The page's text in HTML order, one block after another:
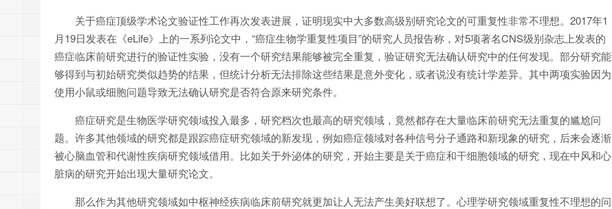
关于癌症顶级学术论文验证性工作再次发表进展，证明现实中大多数高级别研究论文的可重复性非常不理想。2017年1
月19日发表在《eLife》上的一系列论文中，“癌症生物学重复性项目”的研究人员报告称，对5项著名CNS级别杂志上发表的
癌症临床前研究进行的验证性实验，没有一个研究结果能够被完全重复，验证研究无法确认研究中的任何发现。部分研究能
够得到与初始研究类似趋势的结果，但统计分析无法排除这些结果是意外变化，或者说没有统计学差异。其中两项实验因为
使用小鼠或细胞问题导致无法确认研究是否符合原来研究条件。
癌症研究是生物医学研究领域投入最多，研究档次也最高的研究领域，竟然都存在大量临床前研究无法重复的尴尬问
题。许多其他领域的研究都是跟踪癌症研究领域的新发现，例如癌症领域对各种信号分子通路和新现象的研究，后来会逐渐
被心脑血管和代谢性疾病研究领域借用。比如关于外泌体的研究，开始主要是关于癌症和干细胞领域的研究，现在中风和心
脏病的研究开始出现大量研究论文。
那么作为其他研究领域如中枢神经疾病临床前研究就更加让人无法产生美好联想了。心理学研究领域重复性不理想的问